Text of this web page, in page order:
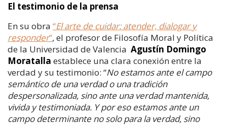
El testimonio de la prensa
En su obra “El arte de cuidar: atender, dialogar y
responder”, el profesor de Filosofía Moral y Política
de la Universidad de Valencia Agustín Domingo
Moratalla establece una clara conexión entre la
verdad y su testimonio: “No estamos ante el campo
semántico de una verdad o una tradición
despersonalizada, sino ante una verdad mantenida,
vivida y testimoniada. Y por eso estamos ante un
campo determinante no solo para la verdad, sino